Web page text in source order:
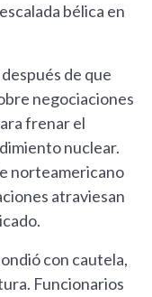
bélica en
de que
negociaciones
frenar el
nuclear.
norteamericano
atraviesan
con cautela,
Funcionarios